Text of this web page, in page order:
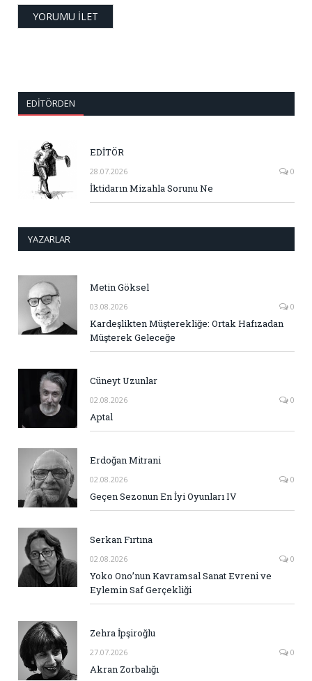
EDITÖRDEN
EDİTÖR
28.07.2026 0
İktidarın Mizahla Sorunu Ne
YAZARLAR
Metin Göksel
03.08.2026 0
Kardeşlikten Müşterekliğe: Ortak Hafızadan
Müşterek Geleceğe
Cüneyt Uzunlar
02.08.2026 0
Aptal
Erdoğan Mitrani
02.08.2026 0
Geçen Sezonun En İyi Oyunları IV
Serkan Fırtına
02.08.2026 0
Yoko Ono’nun Kavramsal Sanat Evreni ve
Eylemin Saf Gerçekliği
Zehra İpşiroğlu
27.07.2026 0
Akran Zorbalığı